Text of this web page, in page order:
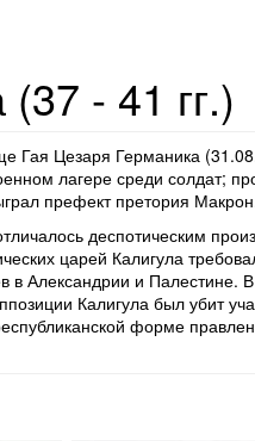
- 41 гг.)
Гая Цезаря Германика
лагере среди солдат;
префект претория
деспотическим
царей Калигула
в Александрии и Палестине.
Калигула был убит
форме